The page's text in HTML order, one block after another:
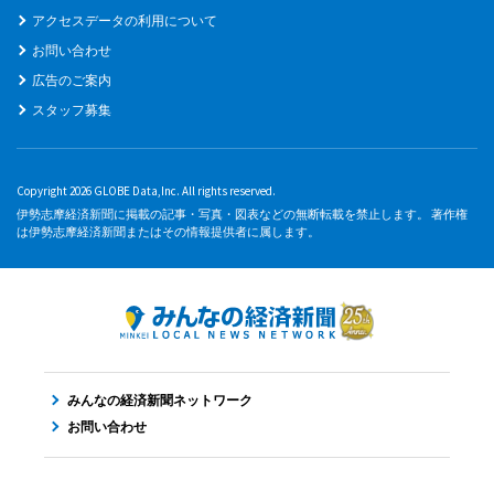
アクセスデータの利用について
お問い合わせ
広告のご案内
スタッフ募集
Copyright 2026 GLOBE Data,Inc. All rights reserved.
伊勢志摩経済新聞に掲載の記事・写真・図表などの無断転載を禁止します。 著作権
は伊勢志摩経済新聞またはその情報提供者に属します。
みんなの経済新聞ネットワーク
お問い合わせ